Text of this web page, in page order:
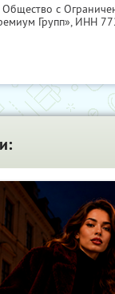
Общество с
Групп», ИНН